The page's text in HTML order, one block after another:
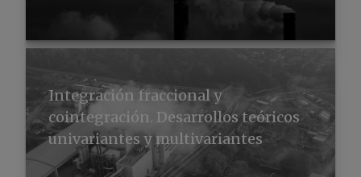
Integración fraccional y
cointegración. Desarrollos teóricos
univariantes y multivariantes